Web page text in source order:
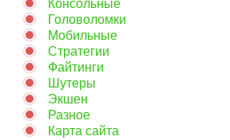
Головоломки
Мобильные
Стратегии
Файтинги
Шутеры
Экшен
Разное
Карта сайта